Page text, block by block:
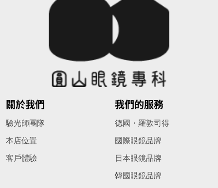
關於我們
驗光師團隊
本店位置
客戶體驗
我們的服務
德國・羅敦司得
國際眼鏡品牌
日本眼鏡品牌
韓國眼鏡品牌